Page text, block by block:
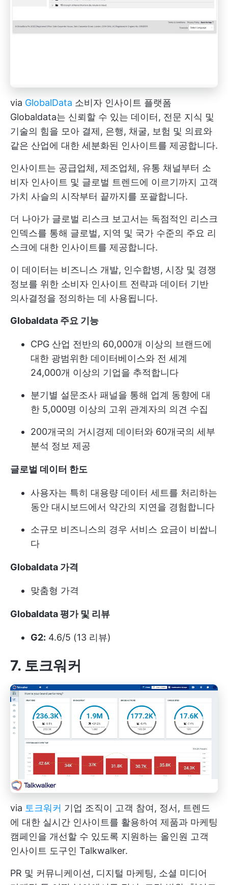
via GlobalData 소비자 인사이트 플랫폼
Globaldata는 신뢰할 수 있는 데이터, 전문 지식 및
기술의 힘을 모아 결제, 은행, 채굴, 보험 및 의료와
같은 산업에 대한 세분화된 인사이트를 제공합니다.
인사이트는 공급업체, 제조업체, 유통 채널부터 소
비자 인사이트 및 글로벌 트렌드에 이르기까지 고객
가치 사슬의 시작부터 끝까지를 포괄합니다.
더 나아가 글로벌 리스크 보고서는 독점적인 리스크
인덱스를 통해 글로벌, 지역 및 국가 수준의 주요 리
스크에 대한 인사이트를 제공합니다.
이 데이터는 비즈니스 개발, 인수합병, 시장 및 경쟁
정보를 위한 소비자 인사이트 전략과 데이터 기반
의사결정을 정의하는 데 사용됩니다.
Globaldata 주요 기능
CPG 산업 전반의 60,000개 이상의 브랜드에
대한 광범위한 데이터베이스와 전 세계
24,000개 이상의 기업을 추적합니다
분기별 설문조사 패널을 통해 업계 동향에 대
한 5,000명 이상의 고위 관계자의 의견 수집
200개국의 거시경제 데이터와 60개국의 세부
분석 정보 제공
글로벌 데이터 한도
사용자는 특히 대용량 데이터 세트를 처리하는
동안 대시보드에서 약간의 지연을 경험합니다
소규모 비즈니스의 경우 서비스 요금이 비쌉니
다
Globaldata 가격
맞춤형 가격
Globaldata 평가 및 리뷰
G2: 4.6/5 (13 리뷰)
7. 토크워커
via 토크워커 기업 조직이 고객 참여, 정서, 트렌드
에 대한 실시간 인사이트를 활용하여 제품과 마케팅
캠페인을 개선할 수 있도록 지원하는 올인원 고객
인사이트 도구인 Talkwalker.
PR 및 커뮤니케이션, 디지털 마케팅, 소셜 미디어